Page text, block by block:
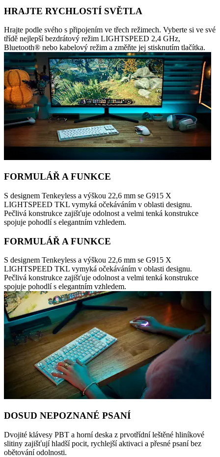
HRAJTE RYCHLOSTÍ SVĚTLA
Hrajte podle svého s připojením ve třech režimech. Vyberte si ve své
třídě nejlepší bezdrátový režim LIGHTSPEED 2,4 GHz,
Bluetooth® nebo kabelový režim a změňte jej stisknutím tlačítka.
FORMULÁŘ A FUNKCE
S designem Tenkeyless a výškou 22,6 mm se G915 X
LIGHTSPEED TKL vymyká očekáváním v oblasti designu.
Pečlivá konstrukce zajišťuje odolnost a velmi tenká konstrukce
spojuje pohodlí s elegantním vzhledem.
FORMULÁŘ A FUNKCE
S designem Tenkeyless a výškou 22,6 mm se G915 X
LIGHTSPEED TKL vymyká očekáváním v oblasti designu.
Pečlivá konstrukce zajišťuje odolnost a velmi tenká konstrukce
spojuje pohodlí s elegantním vzhledem.
DOSUD NEPOZNANÉ PSANÍ
Dvojité klávesy PBT a horní deska z prvotřídní leštěné hliníkové
slitiny zajišťují hladší pocit, rychlejší aktivaci a přesné psaní bez
obětování odolnosti.